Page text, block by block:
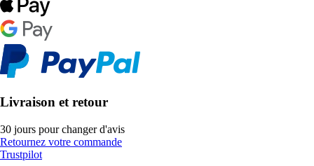
Livraison et retour
30 jours pour changer d'avis
Retournez votre commande
Trustpilot